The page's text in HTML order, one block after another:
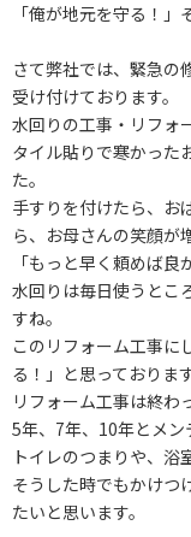
「俺が地元を守る！」
さて弊社では、緊急の
受け付けております。
水回りの工事・リフォ
タイル貼りで寒かった
た。
手すりを付けたら、お
ら、お母さんの笑顔が
「もっと早く頼めば良
水回りは毎日使うとこ
すね。
このリフォーム工事に
る！」と思っております
リフォーム工事は終わ
5年、7年、10年とメン
トイレのつまりや、浴
そうした時でもかけつ
たいと思います。